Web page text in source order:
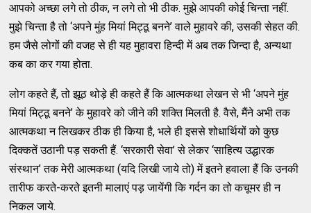
आपको अच्छा लगे तो ठीक, न लगे तो भी ठीक. मुझे आपकी कोई चिन्ता नहीं.
मुझे चिन्ता है तो ‘अपने मुंह मियां मिट्ठू बनने’ वाले मुहावरे की, उसकी सेहत की.
हम जैसे लोगों की वजह से ही यह मुहावरा हिन्दी में अब तक जिन्दा है, अन्यथा
कब का कर गया होता.
लोग कहते हैं, तो झूठ थोड़े ही कहते हैं कि आत्मकथा लेखन से भी ‘अपने मुंह
मियां मिट्ठू बनने’ के मुहावरे को जीने की शक्ति मिलती है. वैसे, मैंने अभी तक
आत्मकथा न लिखकर ठीक ही किया है, भले ही इससे शोधार्थियों को कुछ
दिक्कतें उठानी पड़ सकती हैं. ‘सरकारी सेवा’ से लेकर ‘साहित्य उद्धारक
संस्थान’ तक मेरी आत्मकथा (यदि लिखी जाये तो) में इतने हवाला हैं कि उनकी
तारीफ करते-करते इतनी मालाएं पड़ जायेंगी कि गर्दन का तो कचूमर ही न
निकल जाये.